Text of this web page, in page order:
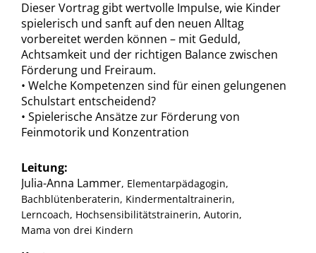
Dieser Vortrag gibt wertvolle Impulse, wie Kinder
spielerisch und sanft auf den neuen Alltag
vorbereitet werden können – mit Geduld,
Achtsamkeit und der richtigen Balance zwischen
Förderung und Freiraum.
• Welche Kompetenzen sind für einen gelungenen
Schulstart entscheidend?
• Spielerische Ansätze zur Förderung von
Feinmotorik und Konzentration
Leitung:
Julia-Anna Lammer, Elementarpädagogin,
Bachblütenberaterin, Kindermentaltrainerin,
Lerncoach, Hochsensibilitätstrainerin, Autorin,
Mama von drei Kindern